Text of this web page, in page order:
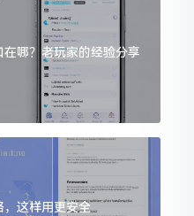
哪？老玩家的经验分享
这样用更安全